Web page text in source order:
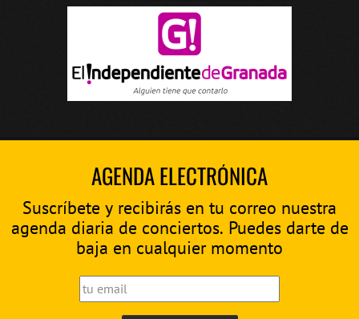
AGENDA ELECTRÓNICA
Suscríbete y recibirás en tu correo nuestra
agenda diaria de conciertos. Puedes darte de
baja en cualquier momento